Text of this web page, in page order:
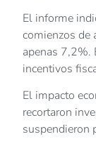
El informe
comienzos de
apenas 7,2%.
incentivos
El impacto
recortaron
suspendieron